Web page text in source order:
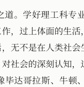
。学好理工科专
，过上体面的生
无不是在人类社
社会的深刻认知
毕达哥拉斯、牛